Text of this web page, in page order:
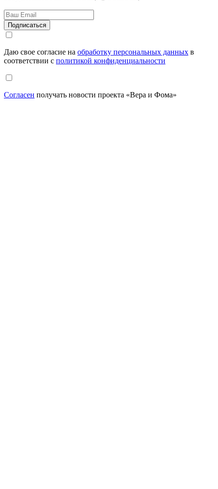
Даю свое согласие на обработку персональных данных в
соответствии с политикой конфиденциальности
Согласен получать новости проекта «Вера и Фома»